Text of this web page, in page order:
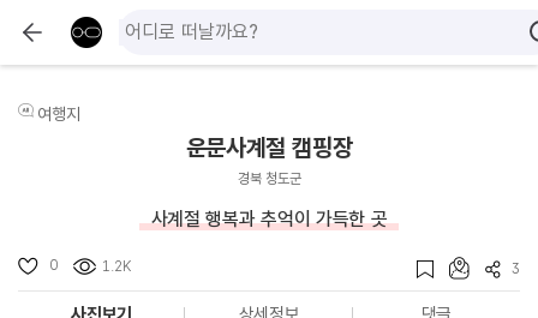
여행지
운문사계절 캠핑장
경북 청도군
사계절 행복과 추억이 가득한 곳
0 1.2K 3